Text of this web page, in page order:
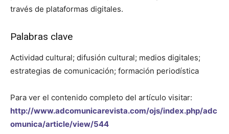
través de plataformas digitales.
Palabras clave
Actividad cultural; difusión cultural; medios digitales;
estrategias de comunicación; formación periodística
Para ver el contenido completo del artículo visitar:
http://www.adcomunicarevista.com/ojs/index.php/adc
omunica/article/view/544